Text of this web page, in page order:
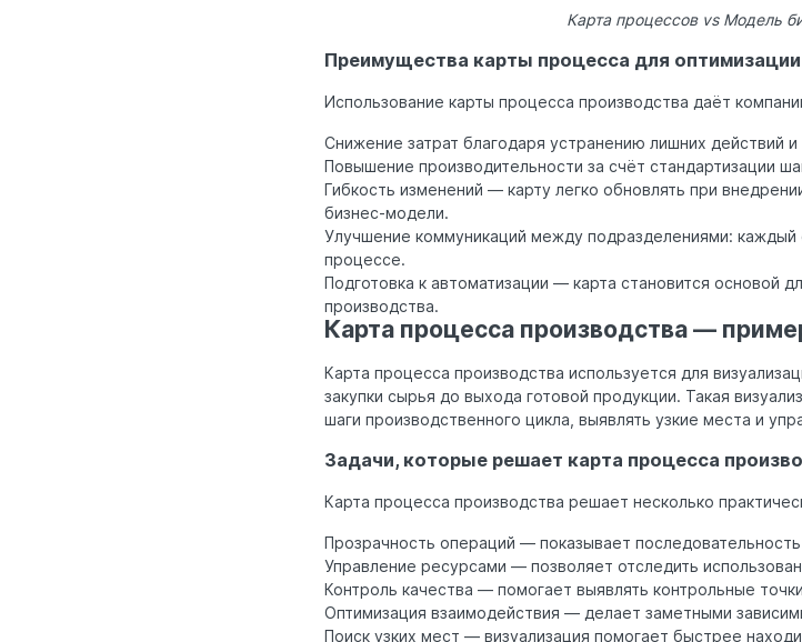
Карта процессов vs Модель
Преимущества карты процесса для оптимизации
Использование карты процесса производства даёт
Снижение затрат благодаря устранению лишних действий
Повышение производительности за счёт стандартизации
Гибкость изменений — карту легко обновлять при
бизнес-модели.
Улучшение коммуникаций между подразделениями:
процессе.
Подготовка к автоматизации — карта становится основой
производства.
Карта процесса производства —
Карта процесса производства используется для
закупки сырья до выхода готовой продукции. Такая
шаги производственного цикла, выявлять узкие места и
Задачи, которые решает карта процесса
Карта процесса производства решает несколько
Прозрачность операций — показывает
Управление ресурсами — позволяет отследить
Контроль качества — помогает выявлять контрольные
Оптимизация взаимодействия — делает заметными
Поиск узких мест — визуализация помогает быстрее